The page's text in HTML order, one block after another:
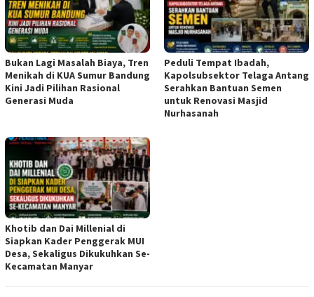
Bukan Lagi Masalah Biaya, Tren
Menikah di KUA Sumur Bandung
Kini Jadi Pilihan Rasional
Generasi Muda
Peduli Tempat Ibadah,
Kapolsubsektor Telaga Antang
Serahkan Bantuan Semen
untuk Renovasi Masjid
Nurhasanah
Khotib dan Dai Millenial di
Siapkan Kader Penggerak MUI
Desa, Sekaligus Dikukuhkan Se-
Kecamatan Manyar